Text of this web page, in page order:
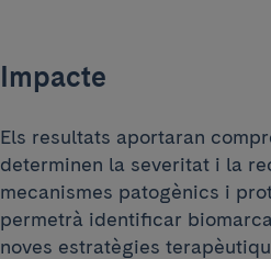
Impacte
Els resultats aportaran
determinen la severitat i la
mecanismes patogènics i
permetrà identificar
noves estratègies